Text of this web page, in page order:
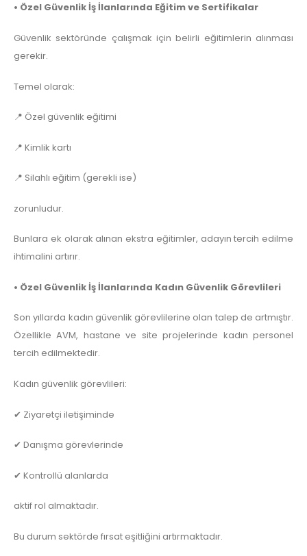
• Özel Güvenlik İş İlanlarında Eğitim ve Sertifikalar
Güvenlik sektöründe çalışmak için belirli eğitimlerin alınması
gerekir.
Temel olarak:
📍 Özel güvenlik eğitimi
📍 Kimlik kartı
📍 Silahlı eğitim (gerekli ise)
zorunludur.
Bunlara ek olarak alınan ekstra eğitimler, adayın tercih edilme
ihtimalini artırır.
• Özel Güvenlik İş İlanlarında Kadın Güvenlik Görevlileri
Son yıllarda kadın güvenlik görevlilerine olan talep de artmıştır.
Özellikle AVM, hastane ve site projelerinde kadın personel
tercih edilmektedir.
Kadın güvenlik görevlileri:
✔ Ziyaretçi iletişiminde
✔ Danışma görevlerinde
✔ Kontrollü alanlarda
aktif rol almaktadır.
Bu durum sektörde fırsat eşitliğini artırmaktadır.